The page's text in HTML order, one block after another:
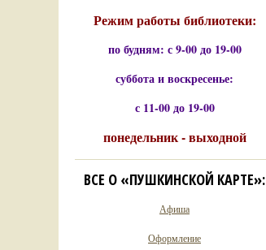
Режим работы библиотеки:
по будням: с 9-00 до 19-00
суббота и воскресенье:
с 11-00 до 19-00
понедельник - выходной
ВСЕ О «ПУШКИНСКОЙ КАРТЕ»:
Афиша
Оформление